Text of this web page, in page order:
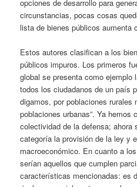
opciones de desarrollo para
circunstancias, pocas cosas
lista de bienes públicos aumenta
Estos autores clasifican a los
públicos impuros. Los primeros
global se presenta como ejemplo
todos los ciudadanos de un país
digamos, por poblaciones
poblaciones urbanas”. Ya hemos
colectividad de la defensa; ahora
categoría la provisión de la ley y
macroeconómico. En cuanto a
serían aquellos que cumplen
características mencionadas: es